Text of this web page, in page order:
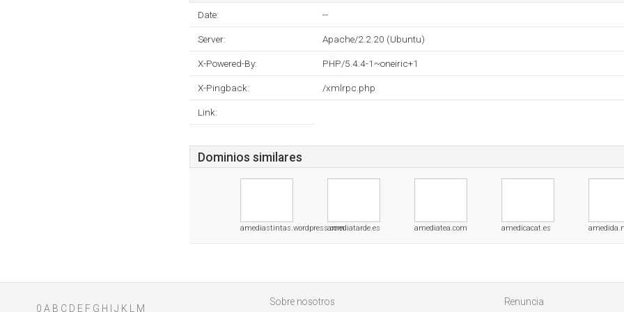
Date: --
Server: Apache/2.2.20 (Ubuntu)
X-Powered-By: PHP/5.4.4-1~oneiric+1
X-Pingback: /xmlrpc.php
Link:
Dominios similares
amediastintas.wordpress.comamediatarde.es amediatea.com amedicacat.es
0 A B C D E F G H J K M
Sobre nosotros Renuncia